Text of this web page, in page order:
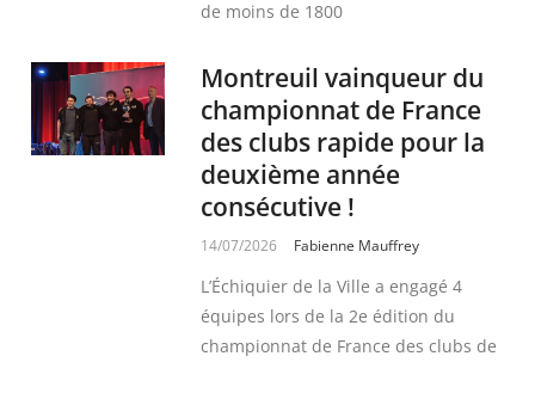
de moins de 1800
Montreuil vainqueur du
championnat de France
des clubs rapide pour la
deuxième année
consécutive !
14/07/2026 Fabienne Mauffrey
L’Échiquier de la Ville a engagé 4
équipes lors de la 2e édition du
championnat de France des clubs de